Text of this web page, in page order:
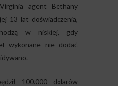
agent Bethany
13 lat doświadczenia,
w niskiej, gdy
wykonane nie dodać
100.000 dolarów